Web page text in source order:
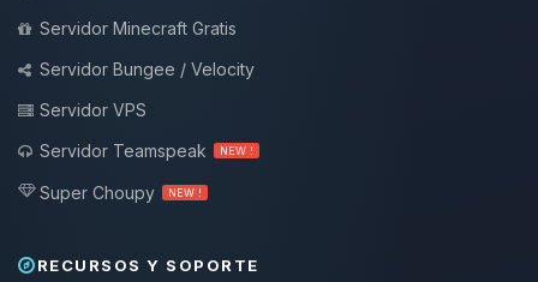
Servidor Minecraft Gratis
Servidor Bungee / Velocity
Servidor VPS
Servidor Teamspeak
NEW !
Super Choupy NEW !
RECURSOS Y SOPORTE